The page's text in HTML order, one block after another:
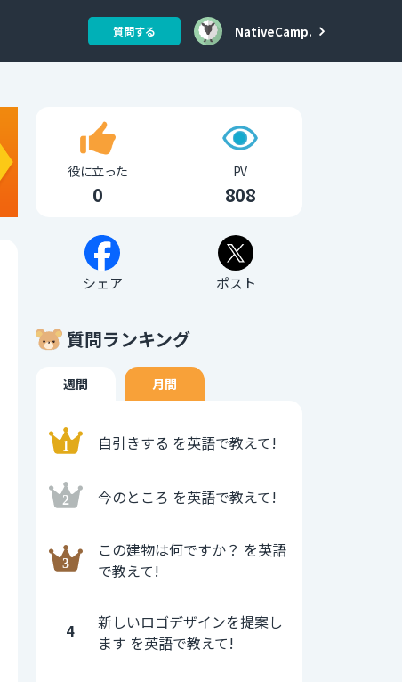
質問する NativeCamp.
役に立った
0
PV
808
シェア ポスト
質問ランキング
週間 月間
自引きする を英語で教えて!
今のところ を英語で教えて!
この建物は何ですか？ を英語
で教えて!
4
新しいロゴデザインを提案し
ます を英語で教えて!